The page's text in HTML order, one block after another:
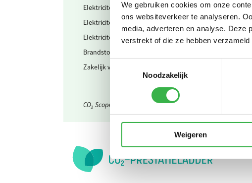
We gebruiken cookies om onze
ons websiteverkeer te analyseren.
media, adverteren en analyse. Deze
verstrekt of die ze hebben
Noodzakelijk
Weigeren
Elektriciteit
Zelf opgewekte
Elektriciteit Ingekochte
Elektriciteit Waarvan groene
Brandstof & warmte
Zakelijk verkeer
CO₂ Scope 3 verborgen